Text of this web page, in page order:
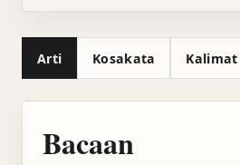
Arti Kosakata Kalimat
Bacaan